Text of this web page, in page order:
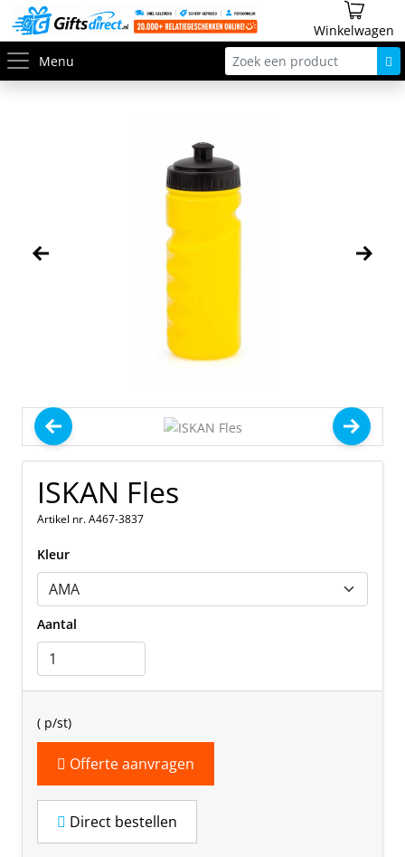
Winkelwagen
Menu
ISKAN Fles
Artikel nr. A467-3837
Kleur
Aantal
( p/st)
Offerte aanvragen
Direct bestellen